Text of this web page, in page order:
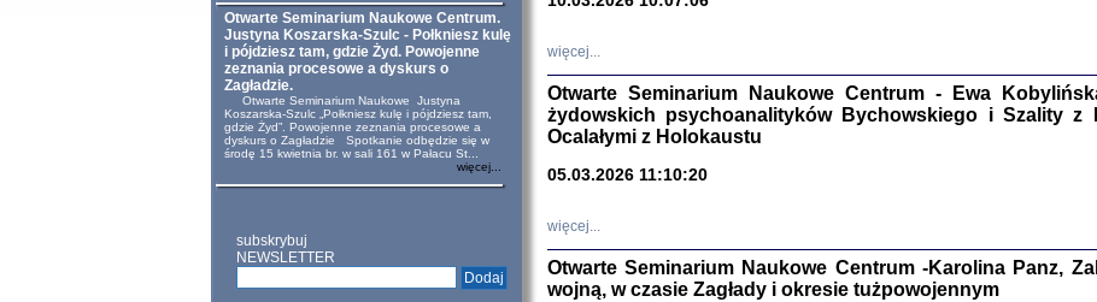
Otwarte Seminarium Naukowe Centrum.
Justyna Koszarska-Szulc - Połkniesz kulę
i pójdziesz tam, gdzie Żyd. Powojenne
zeznania procesowe a dyskurs o
Zagładzie.
Otwarte Seminarium Naukowe Justyna
Koszarska-Szulc „Połkniesz kulę i pójdziesz tam,
gdzie Żyd”. Powojenne zeznania procesowe a
dyskurs o Zagładzie Spotkanie odbędzie się w
środę 15 kwietnia br. w sali 161 w Pałacu St...
więcej...
subskrybuj
NEWSLETTER
NIE WIEMY CO
więcej...
Otwarte Seminarium Naukowe Centrum - Ewa
żydowskich psychoanalityków Bychowskiego i Szality
Ocalałymi z Holokaustu
05.03.2026 11:10:20
więcej...
Otwarte Seminarium Naukowe Centrum -Karolina Panz,
wojną, w czasie Zagłady i okresie tużpowojennym